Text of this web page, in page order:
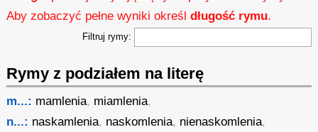
Aby zobaczyć pełne wyniki określdługość rymu.
Filtruj rymy:
Rymy z podziałem na literę
m...: mamlenia, miamlenia,
n...: naskamlenia, naskomlenia, nienaskomlenia,